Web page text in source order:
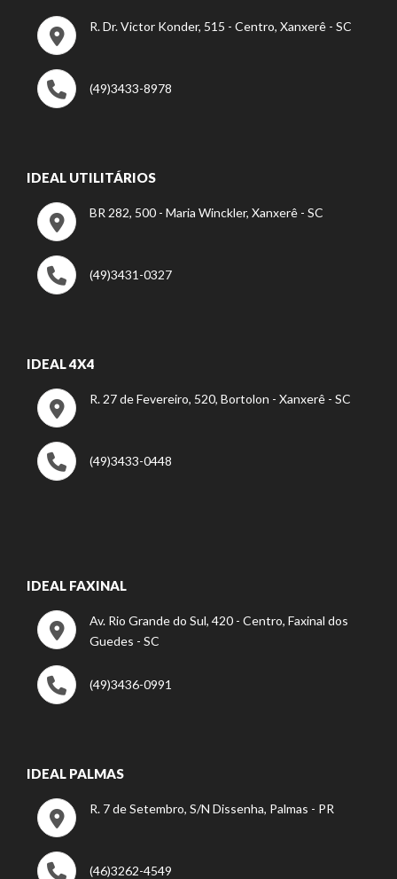
R. Dr. Victor Konder, 515 - Centro, Xanxerê - SC
(49)3433-8978
IDEAL UTILITÁRIOS
BR 282, 500 - Maria Winckler, Xanxerê - SC
(49)3431-0327
IDEAL 4X4
R. 27 de Fevereiro, 520, Bortolon - Xanxerê - SC
(49)3433-0448
IDEAL FAXINAL
Av. Rio Grande do Sul, 420 - Centro, Faxinal dos
Guedes - SC
(49)3436-0991
IDEAL PALMAS
R. 7 de Setembro, S/N Dissenha, Palmas - PR
(46)3262-4549